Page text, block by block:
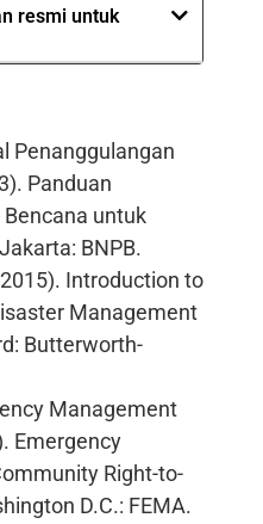
resmi untuk
Penanggulangan
Panduan
untuk
BNPB.
Introduction to
Management
Butterworth-
Management
Emergency
Right-to-
D.C.: FEMA.